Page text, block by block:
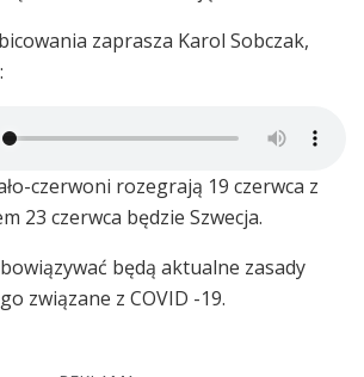
zaprasza Karol Sobczak,
czerwoni rozegrają 19 czerwca z
23 czerwca będzie Szwecja.
będą aktualne zasady
związane z COVID -19.